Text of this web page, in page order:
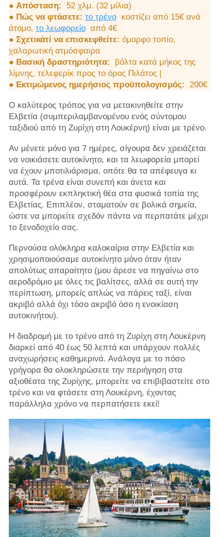
● Απόσταση: 52 χλμ. (32 μίλια)
● Πώς να φτάσετε: το τρένοκοστίζει από 15€ ανά
άτομο, το λεωφορείοαπό 4€
● Σχετικάτί να επισκεφθείτε: όμορφο τοπίο,
χαλαρωτική ατμόσφαιρα
● Βασική δραστηριότητα: βόλτα κατά μήκος της
λίμνης, τελεφερίκ προς το όρος Πιλάτος |
● Εκτιμώμενος ημερήσιος προϋπολογισμός: 200€
Ο καλύτερος τρόπος για να μετακινηθείτε στην
Ελβετία (συμπεριλαμβανομένου ενός σύντομου
ταξιδιού από τη Ζυρίχη στη Λουκέρνη) είναι με τρένο.
Αν μένετε μόνο για 7 ημέρες, σίγουρα δεν χρειάζεται
να νοικιάσετε αυτοκίνητο, και τα λεωφορεία μπορεί
να έχουν μποτιλιάρισμα, οπότε θα τα απέφευγα κι
αυτά. Τα τρένα είναι συνεπή και άνετα και
προσφέρουν εκπληκτική θέα στα φυσικά τοπία της
Ελβετίας. Επιπλέον, σταματούν σε βολικά σημεία,
ώστε να μπορείτε σχεδόν πάντα να περπατάτε μέχρι
το ξενοδοχείο σας.
Περνούσα ολόκληρα καλοκαίρια στην Ελβετία και
χρησιμοποιούσαμε αυτοκίνητο μόνο όταν ήταν
απολύτως απαραίτητο (μου άρεσε να πηγαίνω στο
αεροδρόμιο με όλες τις βαλίτσες, αλλά σε αυτή την
περίπτωση, μπορείς απλώς να πάρεις ταξί, είναι
ακριβό αλλά όχι τόσο ακριβό όσο η ενοικίαση
αυτοκινήτου).
Η διαδρομή με το τρένο από τη Ζυρίχη στη Λουκέρνη
διαρκεί από 40 έως 50 λεπτά και υπάρχουν πολλές
αναχωρήσεις καθημερινά. Ανάλογα με το πόσο
γρήγορα θα ολοκληρώσετε την περιήγηση στα
αξιοθέατα της Ζυρίχης, μπορείτε να επιβιβαστείτε στο
τρένο και να φτάσετε στη Λουκέρνη, έχοντας
παράλληλα χρόνο να περπατήσετε εκεί!